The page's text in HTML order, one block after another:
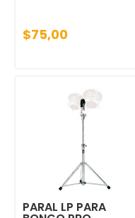
$75,00
PARAL LP PARA